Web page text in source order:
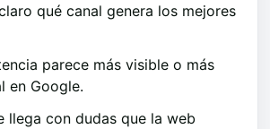
qué canal genera los mejores
parece más visible o más
en Google.
llega con dudas que la web